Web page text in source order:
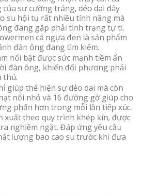
sự cường tráng, dẻo dai đây
su hội tụ rất nhiều tính năng mà
đang gặp phải tình trạng tự ti.
cá ngựa đen là sản phẩm
đàn ông đang tìm kiếm.
nổi bật được sức mạnh tiềm ẩn
đàn ông, khiến đối phương phải
thú.
giúp thể hiện sự dẻo dai mà còn
nổi nhỏ và 16 đường gờ giúp cho
phấn hơn trong mỗi lần tiếp xúc.
xuất theo quy trình khép kín, được
nghiêm ngặt. Đáp ứng yêu cầu
lượng bao cao su trước khi đưa